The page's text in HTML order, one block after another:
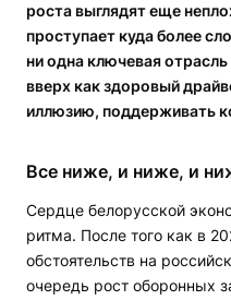
роста выглядят еще
проступает куда более
ни одна ключевая
вверх как здоровый
иллюзию, поддерживать
Все ниже, и ниже, и
Сердце белорусской
ритма. После того как в
обстоятельств на
очередь рост оборонных